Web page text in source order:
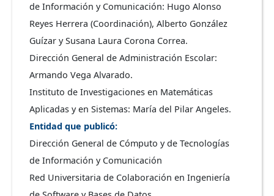
de Información y Comunicación: Hugo Alonso
Reyes Herrera (Coordinación), Alberto González
Guízar y Susana Laura Corona Correa.
Dirección General de Administración Escolar:
Armando Vega Alvarado.
Instituto de Investigaciones en Matemáticas
Aplicadas y en Sistemas: María del Pilar Angeles.
Entidad que publicó
Dirección General de Cómputo y de Tecnologías
de Información y Comunicación
Red Universitaria de Colaboración en Ingeniería